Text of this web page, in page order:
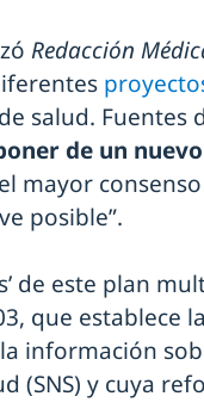
Redacción
salud.
de un
mayor
posible”.
de este plan
que establece
información
(SNS) y cuya